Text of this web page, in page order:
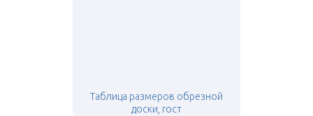
Таблица размеров обрезной
доски, гост